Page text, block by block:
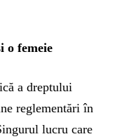
o femeie
a dreptului
reglementări în
lucru care